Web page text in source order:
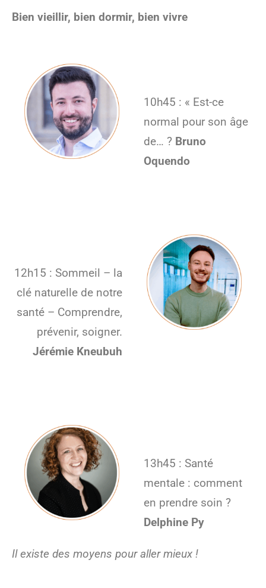
Bien vieillir, bien dormir, bien vivre
10h45 : « Est-ce
normal pour son âge
de… ? Bruno
Oquendo
12h15 : Sommeil – la
clé naturelle de notre
santé – Comprendre,
prévenir, soigner.
Jérémie Kneubuh
13h45 : Santé
mentale : comment
en prendre soin ?
Delphine Py
Il existe des moyens pour aller mieux !